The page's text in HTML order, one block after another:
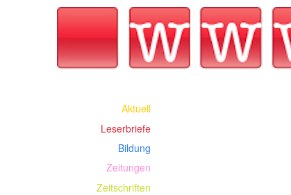
Aktuell
Leserbriefe
Bildung
Zeitungen
Zeitschriften